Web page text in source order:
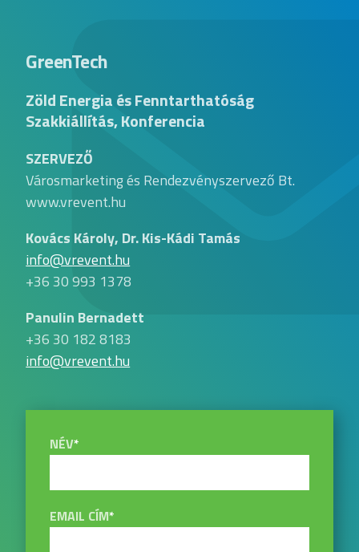
GreenTech
Zöld Energia és Fenntarthatóság
Szakkiállítás, Konferencia
SZERVEZŐ
Városmarketing és Rendezvényszervező Bt.
www.vrevent.hu
Kovács Károly, Dr. Kis-Kádi Tamás
info@vrevent.hu
+36 30 993 1378
Panulin Bernadett
+36 30 182 8183
info@vrevent.hu
NÉV*
EMAIL CÍM*